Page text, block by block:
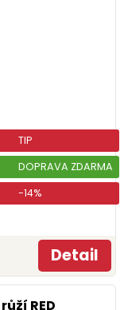
TIP
DOPRAVA ZDARMA
-14%
Detail
RED